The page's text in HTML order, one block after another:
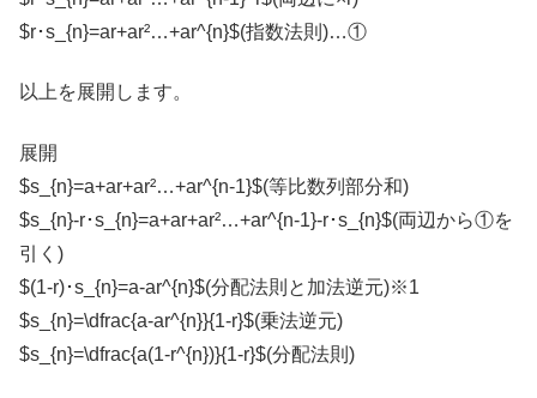
$r･s_{n}=ar+ar²…+ar^{n}$(指数法則)…①
以上を展開します。
展開
$s_{n}=a+ar+ar²…+ar^{n-1}$(等比数列部分和)
$s_{n}-r･s_{n}=a+ar+ar²…+ar^{n-1}-r･s_{n}$(両辺から①を
引く)
$(1-r)･s_{n}=a-ar^{n}$(分配法則と加法逆元)※1
$s_{n}=\dfrac{a-ar^{n}}{1-r}$(乗法逆元)
$s_{n}=\dfrac{a(1-r^{n})}{1-r}$(分配法則)